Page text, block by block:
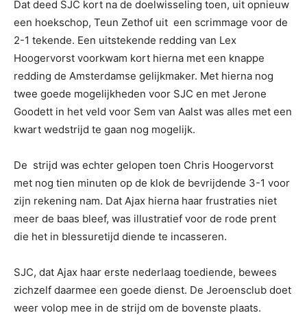
Dat deed SJC kort na de doelwisseling toen, uit opnieuw
een hoekschop, Teun Zethof uit een scrimmage voor de
2-1 tekende. Een uitstekende redding van Lex
Hoogervorst voorkwam kort hierna met een knappe
redding de Amsterdamse gelijkmaker. Met hierna nog
twee goede mogelijkheden voor SJC en met Jerone
Goodett in het veld voor Sem van Aalst was alles met een
kwart wedstrijd te gaan nog mogelijk.
De strijd was echter gelopen toen Chris Hoogervorst
met nog tien minuten op de klok de bevrijdende 3-1 voor
zijn rekening nam. Dat Ajax hierna haar frustraties niet
meer de baas bleef, was illustratief voor de rode prent
die het in blessuretijd diende te incasseren.
SJC, dat Ajax haar erste nederlaag toediende, bewees
zichzelf daarmee een goede dienst. De Jeroensclub doet
weer volop mee in de strijd om de bovenste plaats.